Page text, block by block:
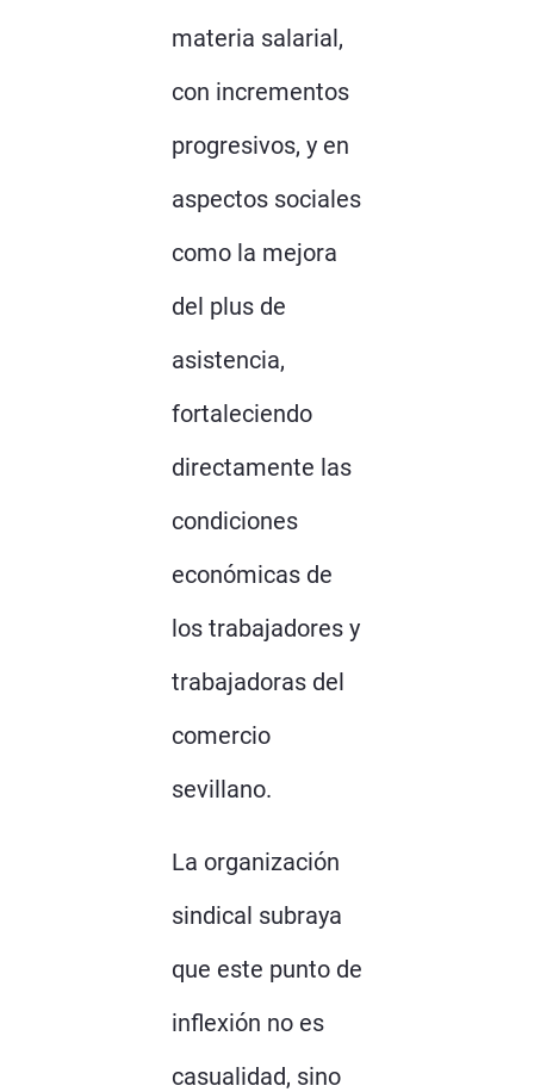
materia salarial,
con incrementos
progresivos, y en
aspectos sociales
como la mejora
del plus de
asistencia,
fortaleciendo
directamente las
condiciones
económicas de
los trabajadores y
trabajadoras del
comercio
sevillano.
La organización
sindical subraya
que este punto de
inflexión no es
casualidad, sino